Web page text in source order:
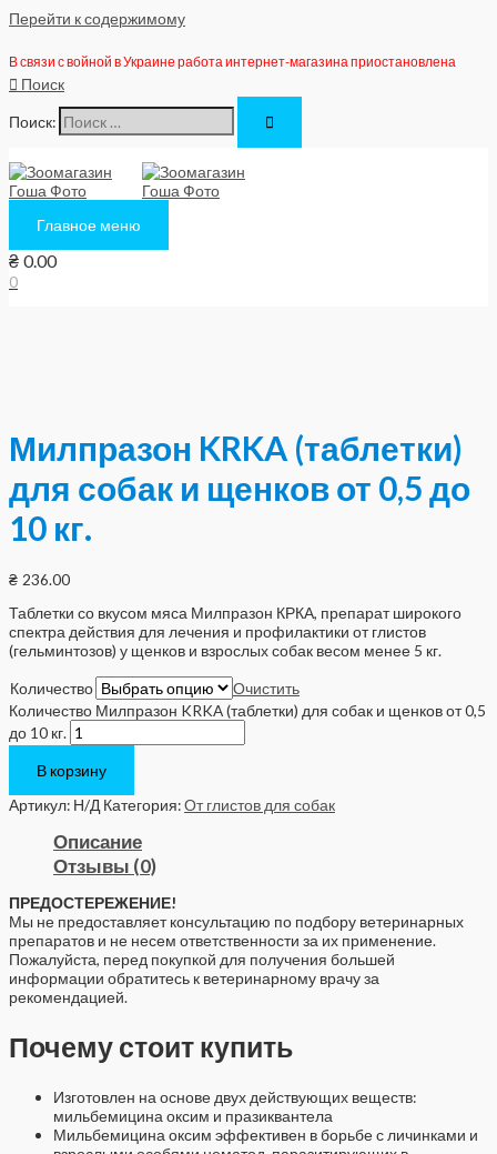
Перейти к содержимому
В связи с войной в Украине работа интернет-магазина приостановлена
Поиск
Поиск:
Главное меню
₴ 0.00
0
Милпразон KRKA (таблетки)
для собак и щенков от 0,5 до
10 кг.
₴ 236.00
Таблетки со вкусом мяса Милпразон КРКА, препарат широкого
спектра действия для лечения и профилактики от глистов
(гельминтозов) у щенков и взрослых собак весом менее 5 кг.
Количество
Очистить
Количество Милпразон KRKA (таблетки) для собак и щенков от 0,5
до 10 кг.
В корзину
Артикул: Н/Д Категория:От глистов для собак
Описание
Отзывы (0)
ПРЕДОСТЕРЕЖЕНИЕ!
Мы не предоставляет консультацию по подбору ветеринарных
препаратов и не несем ответственности за их применение.
Пожалуйста, перед покупкой для получения большей
информации обратитесь к ветеринарному врачу за
рекомендацией.
Почему стоит купить
Изготовлен на основе двух действующих веществ:
мильбемицина оксим и празиквантела
Мильбемицина оксим эффективен в борьбе с личинками и